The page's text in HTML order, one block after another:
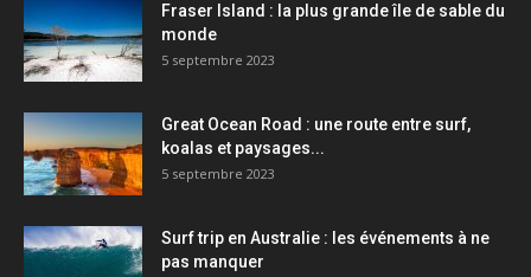
Fraser Island : la plus grande île de sable du
monde
5 septembre 2023
Great Ocean Road : une route entre surf,
koalas et paysages...
5 septembre 2023
Surf trip en Australie : les événements à ne
pas manquer